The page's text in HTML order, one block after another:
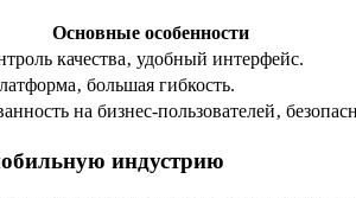
Основные особенности
качества‚ удобный интерфейс.
большая гибкость.
на бизнес-пользователей‚
индустрию